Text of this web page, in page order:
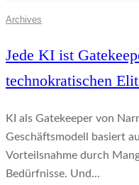
Archives
Jede KI ist
technokratischen
KI als Gatekeeper von
Geschäftsmodell basiert
Vorteilsnahme durch
Bedürfnisse. Und...